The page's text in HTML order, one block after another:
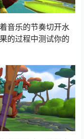
音乐的节奏切开水
的过程中测试你的